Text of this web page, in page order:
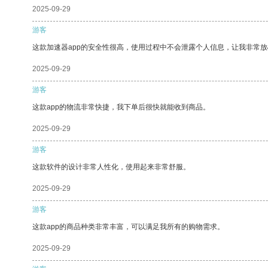
2025-09-29
游客
这款加速器app的安全性很高，使用过程中不会泄露个人信息，让我非常
2025-09-29
游客
这款app的物流非常快捷，我下单后很快就能收到商品。
2025-09-29
游客
这款软件的设计非常人性化，使用起来非常舒服。
2025-09-29
游客
这款app的商品种类非常丰富，可以满足我所有的购物需求。
2025-09-29